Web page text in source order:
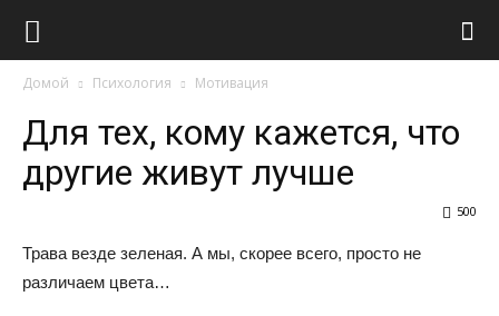
Домой Психология Мотивация
Для тех, кому кажется, что
другие живут лучше
500
Трава везде зеленая. А мы, скорее всего, просто не
различаем цвета…